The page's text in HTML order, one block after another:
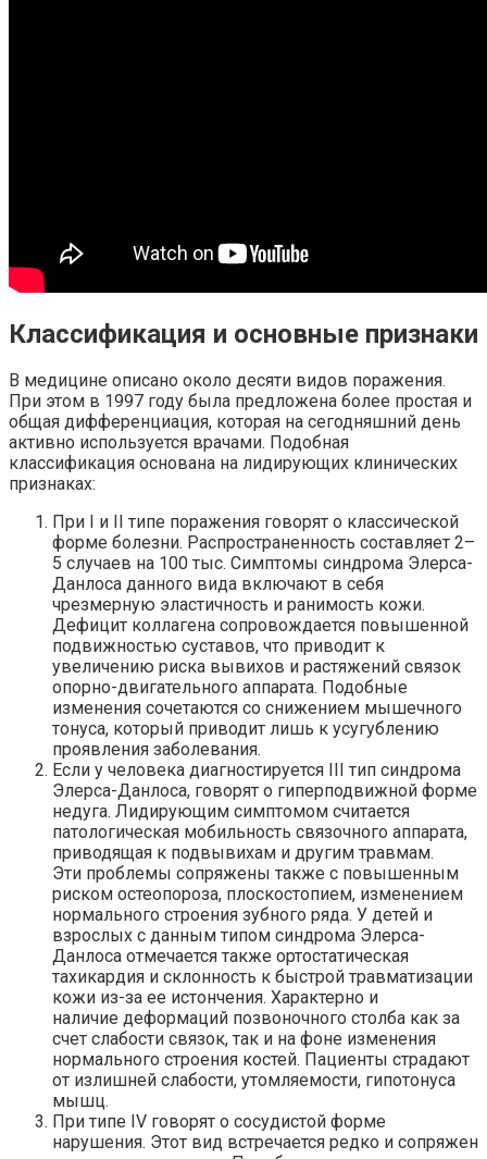
Классификация и основные признаки
В медицине описано около десяти видов поражения.
При этом в 1997 году была предложена более простая и
общая дифференциация, которая на сегодняшний день
активно используется врачами. Подобная
классификация основана на лидирующих клинических
признаках:
При I и II типе поражения говорят о классической
форме болезни. Распространенность составляет 2–
5 случаев на 100 тыс. Симптомы синдрома Элерса-
Данлоса данного вида включают в себя
чрезмерную эластичность и ранимость кожи.
Дефицит коллагена сопровождается повышенной
подвижностью суставов, что приводит к
увеличению риска вывихов и растяжений связок
опорно-двигательного аппарата. Подобные
изменения сочетаются со снижением мышечного
тонуса, который приводит лишь к усугублению
проявления заболевания.
Если у человека диагностируется III тип синдрома
Элерса-Данлоса, говорят о гиперподвижной форме
недуга. Лидирующим симптомом считается
патологическая мобильность связочного аппарата,
приводящая к подвывихам и другим травмам.
Эти проблемы сопряжены также с повышенным
риском остеопороза, плоскостопием, изменением
нормального строения зубного ряда. У детей и
взрослых с данным типом синдрома Элерса-
Данлоса отмечается также ортостатическая
тахикардия и склонность к быстрой травматизации
кожи из-за ее истончения. Характерно и
наличие деформаций позвоночного столба как за
счет слабости связок, так и на фоне изменения
нормального строения костей. Пациенты страдают
от излишней слабости, утомляемости, гипотонуса
мышц.
При типе IV говорят о сосудистой форме
нарушения. Этот вид встречается редко и сопряжен